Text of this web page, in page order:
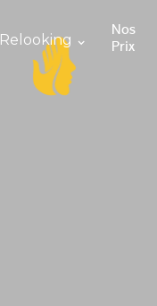
Relooking
Nos
Prix